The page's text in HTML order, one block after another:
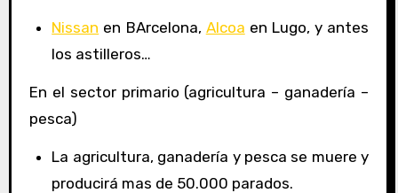
Nissan en BArcelona, Alcoa en Lugo, y antes
los astilleros…
En el sector primario (agricultura – ganadería –
pesca)
La agricultura, ganadería y pesca se muere y
producirá mas de 50.000 parados.